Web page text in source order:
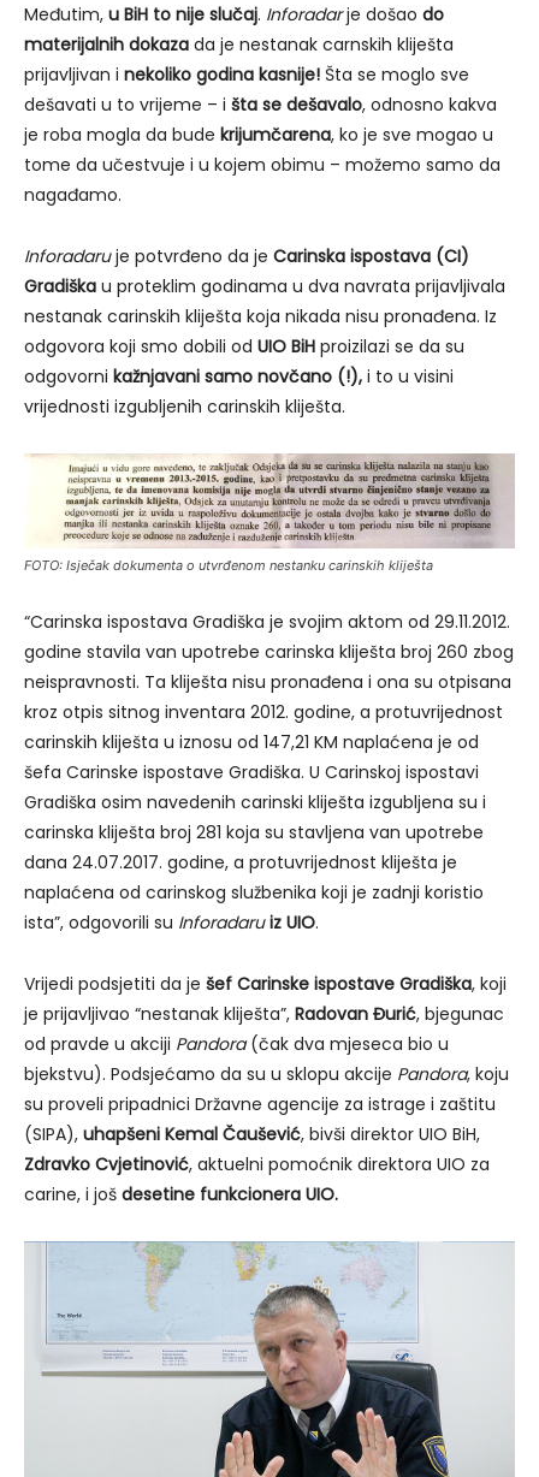
Međutim, u BiH to nije slučaj. Inforadarje došao do
materijalnih dokaza da je nestanak carnskih kliješta
prijavljivan i nekoliko godina kasnije! Šta se moglo sve
dešavati u to vrijeme – i šta se dešavalo, odnosno kakva
je roba mogla da bude krijumčarena, ko je sve mogao u
tome da učestvuje i u kojem obimu – možemo samo da
nagađamo.
Inforadaruje potvrđeno da je Carinska ispostava (CI)
Gradiška u proteklim godinama u dva navrata prijavljivala
nestanak carinskih kliješta koja nikada nisu pronađena. Iz
odgovora koji smo dobili od UIO BiH proizilazi se da su
odgovorni kažnjavani samo novčano (!), i to u visini
vrijednosti izgubljenih carinskih kliješta.
FOTO: Isječak dokumenta o utvrđenom nestanku carinskih kliješta
“Carinska ispostava Gradiška je svojim aktom od 29.11.2012.
godine stavila van upotrebe carinska kliješta broj 260 zbog
neispravnosti. Ta kliješta nisu pronađena i ona su otpisana
kroz otpis sitnog inventara 2012. godine, a protuvrijednost
carinskih kliješta u iznosu od 147,21 KM naplaćena je od
šefa Carinske ispostave Gradiška. U Carinskoj ispostavi
Gradiška osim navedenih carinski kliješta izgubljena su i
carinska kliješta broj 281 koja su stavljena van upotrebe
dana 24.07.2017. godine, a protuvrijednost kliješta je
naplaćena od carinskog službenika koji je zadnji koristio
ista”, odgovorili su Inforadaru iz UIO.
Vrijedi podsjetiti da je šef Carinske ispostave Gradiška, koji
je prijavljivao “nestanak kliješta”, Radovan Đurić, bjegunac
od pravde u akciji Pandora(čak dva mjeseca bio u
bjekstvu). Podsjećamo da su u sklopu akcije Pandora, koju
su proveli pripadnici Državne agencije za istrage i zaštitu
(SIPA), uhapšeni Kemal Čaušević, bivši direktor UIO BiH,
Zdravko Cvjetinović, aktuelni pomoćnik direktora UIO za
carine, i još desetine funkcionera UIO.